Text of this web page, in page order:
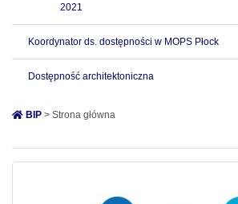
2021
Koordynator ds. dostępności w MOPS Płock
Dostępność architektoniczna
BIP > Strona główna